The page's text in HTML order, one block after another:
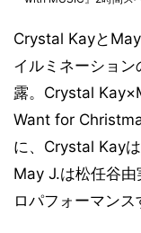
Crystal Kayと
イルミネーショ
露。Crystal
Want for
に、Crystal Kay
May J.は松任谷
ロパフォーマンス